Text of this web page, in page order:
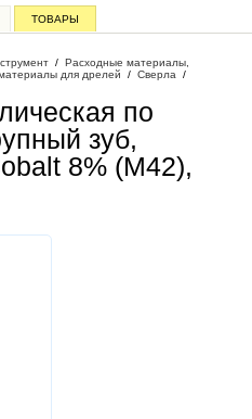
ТОВАРЫ
/ Расходные материалы,
для дрелей / Сверла /
по
зуб,
8% (М42),